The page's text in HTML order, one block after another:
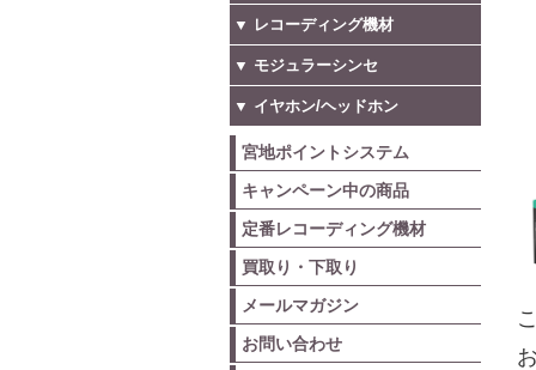
▼ レコーディング機材
▼ モジュラーシンセ
▼ イヤホン/ヘッドホン
宮地ポイントシステム
キャンペーン中の商品
定番レコーディング機材
買取り・下取り
メールマガジン
お問い合わせ